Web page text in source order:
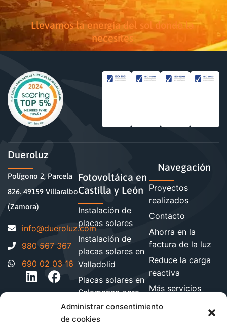
Administrar consentimiento
de cookies
Llevamos la energía del sol donde la
necesites
Dueroluz
Polígono 2, Parcela
826. 49159 Villaralbo
(Zamora)
moc.zuloreud@ofni
980 567 367
690 02 03 16
Fotovoltáica en
Castilla y León
Instalación de
placas solares
Instalación de
placas solares en
Valladolid
Placas solares en
Salamanca para
hogares y
empresa
Navegación
Proyectos
realizados
Contacto
Ahorra en la
factura de la luz
Reduce la carga
reactiva
Más servicios
energéticos
Blog de energía y